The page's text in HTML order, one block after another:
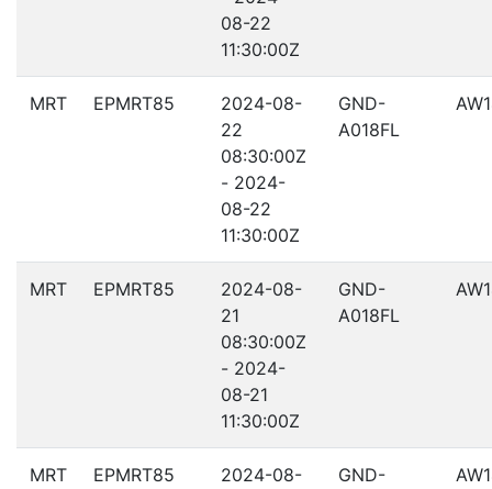
08-22
11:30:00Z
MRT EPMRT85
2024-08-
22
08:30:00Z
- 2024-
08-22
11:30:00Z
GND-
A018FL
MRT EPMRT85
2024-08-
21
08:30:00Z
- 2024-
08-21
11:30:00Z
GND-
A018FL
MRT EPMRT85
2024-08-
GND-